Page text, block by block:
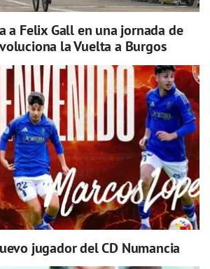
a Felix Gall en una jornada de
la Vuelta a Burgos
jugador del CD Numancia